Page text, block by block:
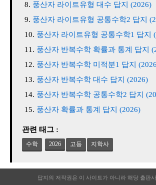
풍산자 라이트유형 대수 답지 (2026)
풍산자 라이트유형 공통수학2 답지
풍산자 라이트유형 공통수학1 답지
풍산자 반복수학 확률과 통계 답지
풍산자 반복수학 미적분1 답지
풍산자 반복수학 대수 답지 (2026)
풍산자 반복수학 공통수학2 답지
풍산자 확률과 통계 답지 (2026)
관련 태그 :
수학 2026 고등 지학사
답지의 저작권은 이 사이트가 아니라 해당 출판